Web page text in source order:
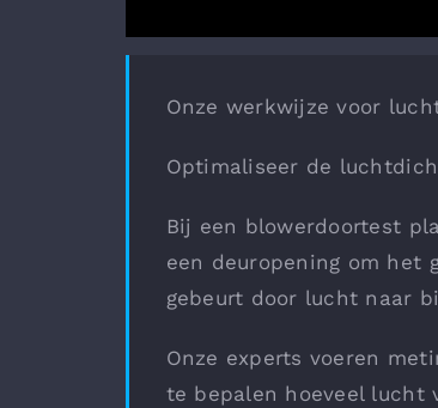
Onze werkwijze voor
Optimaliseer de
Bij een blowerdoortest
een deuropening om het
gebeurt door lucht naar
Onze experts voeren
te bepalen hoeveel lucht